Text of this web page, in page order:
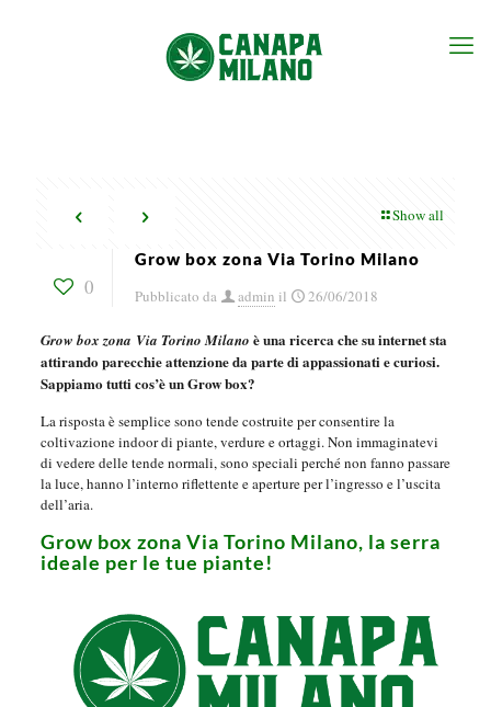
Show all
0
Grow box zona Via Torino Milano
Pubblicato da
admin il 26/06/2018
Grow box zona Via Torino Milano è una ricerca che su internet sta
attirando parecchie attenzione da parte di appassionati e curiosi.
Sappiamo tutti cos’è un Grow box?
La risposta è semplice sono tende costruite per consentire la
coltivazione indoor di piante, verdure e ortaggi. Non immaginatevi
di vedere delle tende normali, sono speciali perché non fanno passare
la luce, hanno l’interno riflettente e aperture per l’ingresso e l’uscita
dell’aria.
Grow box zona Via Torino Milano, la serra
ideale per le tue piante!